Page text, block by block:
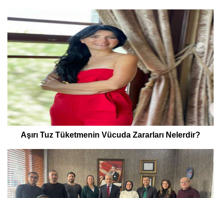
Aşırı Tuz Tüketmenin Vücuda Zararları Nelerdir?